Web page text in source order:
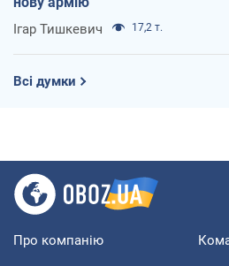
Ігар Тишкевич 17,2 т.
Всі думки
Про компанію